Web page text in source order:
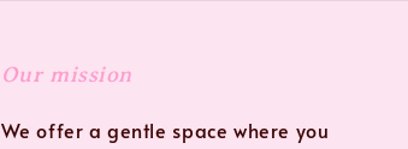
Our mission
We offer a gentle space where you